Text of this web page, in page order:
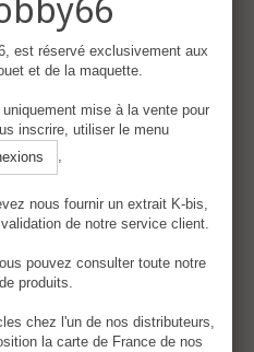
Rikusou) 3 pcs./set
aux clients
Rikusou) 3 pcs./set
est réservé exclusivement aux
et de la maquette.
mise à la vente pour
inscrire, utiliser le menu
,
nous fournir un extrait K-bis,
de notre service client.
pouvez consulter toute notre
produits.
chez l'un de nos distributeurs,
la carte de France de nos